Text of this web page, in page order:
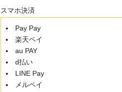
スマホ決済
Pay Pay
楽天ペイ
au PAY
d払い
LINE Pay
メルペイ